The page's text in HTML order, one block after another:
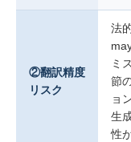
②翻訳精度
リスク
法
ミ
節
ョ
生
性